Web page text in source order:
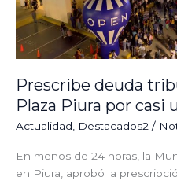
Prescribe deuda
Plaza Piura por casi
Actualidad Destacados2 /
En menos de 24 horas, la
en Piura, aprobó la
por
casi
un
millón
soles